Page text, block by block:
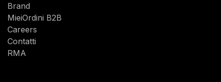
Brand
MieiOrdini B2B
Careers
Contatti
RMA